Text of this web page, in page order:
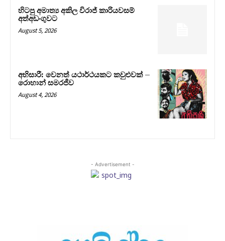
හිටපු අමාත්‍ය අකිල විරාජ් කාරියවසම්
අත්අඩංගුවට
August 5, 2026
අභිසාරී: වෙනත් යථාර්ථයකට කවුළුවක් –
රොහාන් සමරජීව
August 4, 2026
- Advertisement -